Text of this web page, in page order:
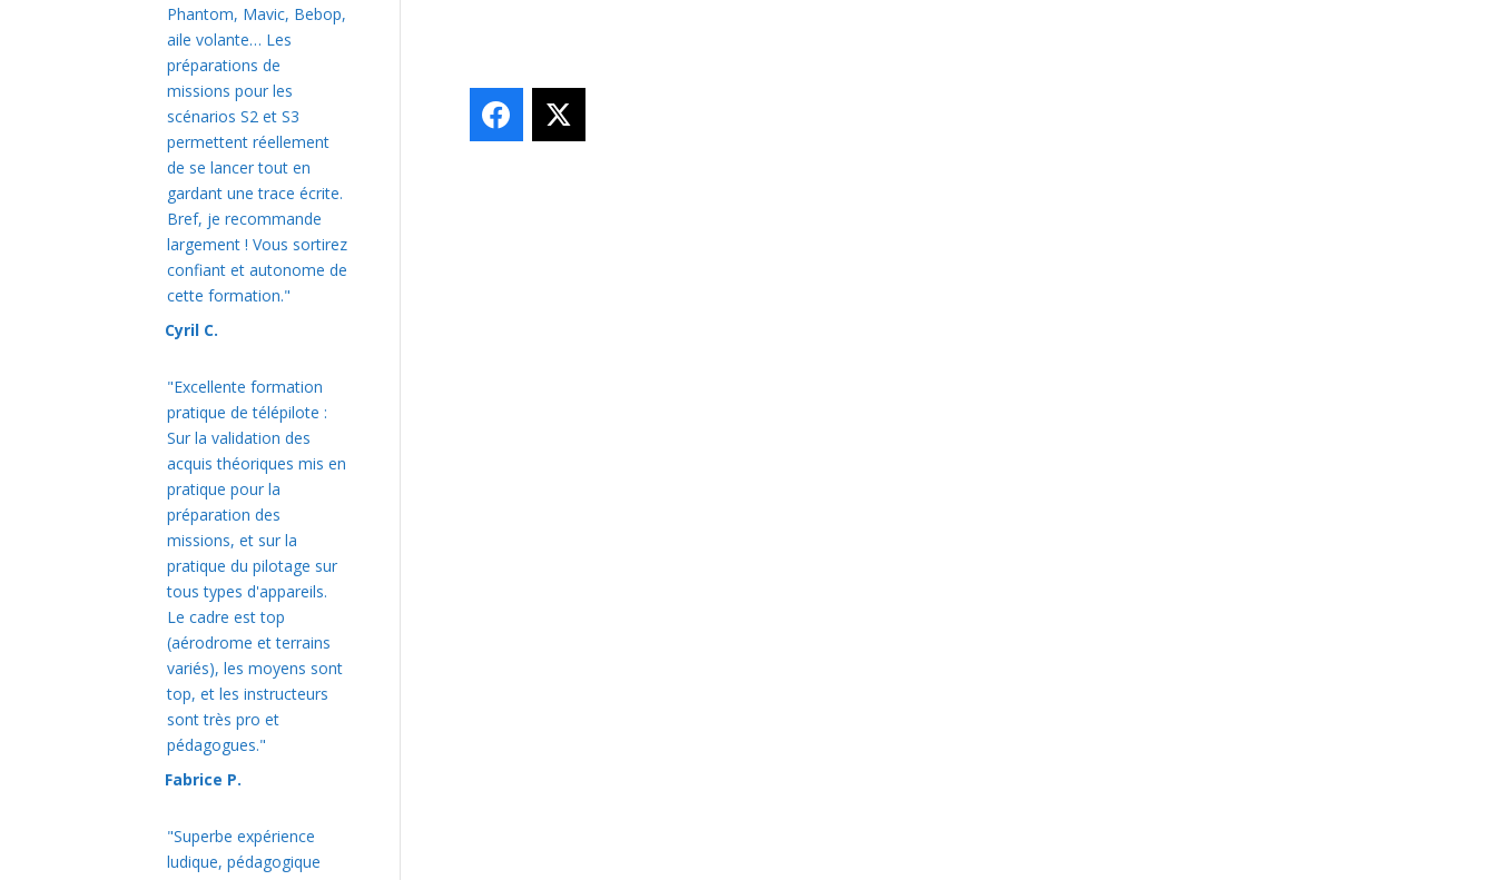
Facebook
Phantom, Mavic, Bebop,
aile volante… Les
préparations de
missions pour les
scénarios S2 et S3
permettent réellement
de se lancer tout en
gardant une trace écrite.
Bref, je recommande
largement ! Vous sortirez
confiant et autonome de
cette formation."
Cyril C.
"Excellente formation
pratique de télépilote :
Sur la validation des
acquis théoriques mis en
pratique pour la
préparation des
missions, et sur la
pratique du pilotage sur
tous types d'appareils.
Le cadre est top
(aérodrome et terrains
variés), les moyens sont
top, et les instructeurs
sont très pro et
pédagogues."
Fabrice P.
"Superbe expérience
ludique, pédagogique